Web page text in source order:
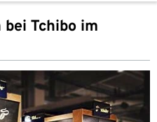
Tchibo im